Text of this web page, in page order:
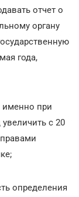
отчет о
органу
года,
именно при
с 20
определения